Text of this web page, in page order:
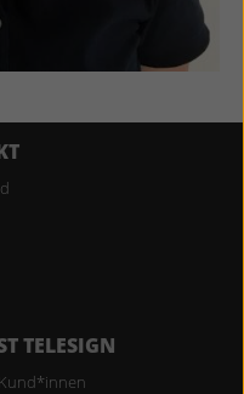
TELESIGN